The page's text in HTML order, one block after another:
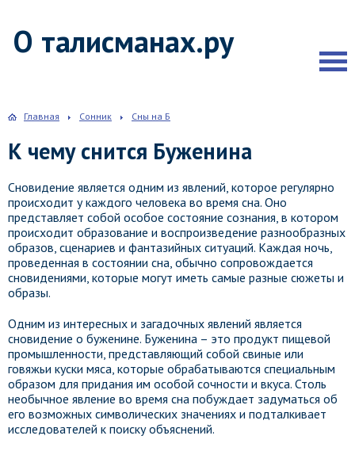
О талисманах.ру
Главная Сонник Сны на Б
К чему снится Буженина
Сновидение является одним из явлений, которое регулярно
происходит у каждого человека во время сна. Оно
представляет собой особое состояние сознания, в котором
происходит образование и воспроизведение разнообразных
образов, сценариев и фантазийных ситуаций. Каждая ночь,
проведенная в состоянии сна, обычно сопровождается
сновидениями, которые могут иметь самые разные сюжеты и
образы.
Одним из интересных и загадочных явлений является
сновидение о буженине. Буженина – это продукт пищевой
промышленности, представляющий собой свиные или
говяжьи куски мяса, которые обрабатываются специальным
образом для придания им особой сочности и вкуса. Столь
необычное явление во время сна побуждает задуматься об
его возможных символических значениях и подталкивает
исследователей к поиску объяснений.